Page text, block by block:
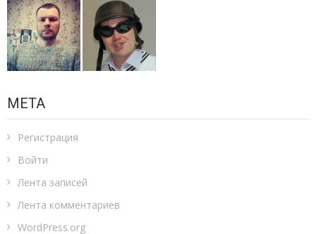
МЕТА
Регистрация
Войти
Лента записей
Лента комментариев
WordPress.org